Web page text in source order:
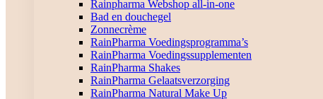
Rainpharma Webshop all-in-one
Bad en douchegel
Zonnecrème
RainPharma Voedingsprogramma’s
RainPharma Voedingssupplementen
RainPharma Shakes
RainPharma Gelaatsverzorging
RainPharma Natural Make Up